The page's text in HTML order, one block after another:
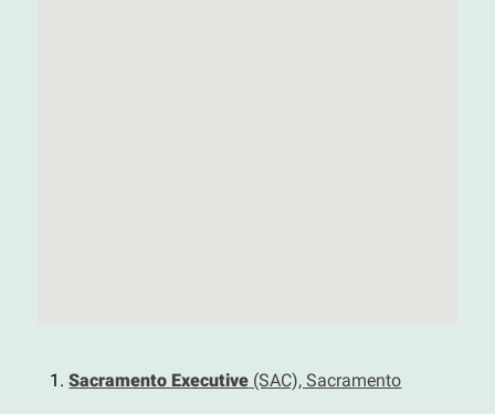
Sacramento Executive (SAC), Sacramento